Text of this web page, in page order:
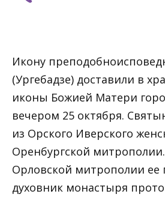
Икону
(Ургебадзе) доставили в
иконы Божией Матери
вечером 25 октября.
из Орского Иверского
Оренбургской
Орловской митрополии ее
духовник монастыря